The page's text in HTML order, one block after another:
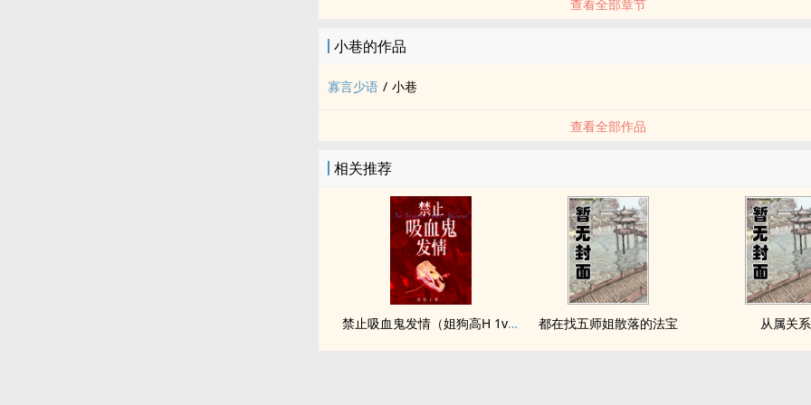
查看全部章节
小巷的作品
寡言少语 / 小巷
查看全部作品
相关推荐
禁止吸血鬼发情（姐狗高H 1v1） 都在找五师姐散落的法宝 从属关系